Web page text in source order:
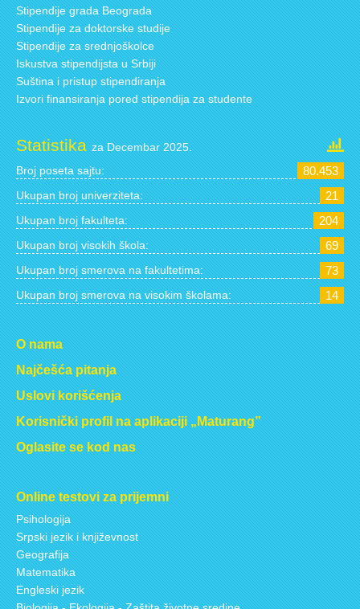
Stipendije grada Beograda
Stipendije za doktorske studije
Stipendije za srednjoškolce
Iskustva stipendijsta u Srbiji
Suština i pristup stipendiranja
Izvori finansiranja pored stipendija za studente
Statistikaza Decembar 2025.
Broj poseta sajtu: 80.453
Ukupan broj univerziteta: 21
Ukupan broj fakulteta: 204
Ukupan broj visokih škola: 69
Ukupan broj smerova na fakultetima: 73
Ukupan broj smerova na visokim školama: 14
O nama
Najčešća pitanja
Uslovi korišćenja
Korisnički profil na aplikaciji „Maturang”
Oglasite se kod nas
Online testovi za prijemni
Psihologija
Srpski jezik i književnost
Geografija
Matematika
Engleski jezik